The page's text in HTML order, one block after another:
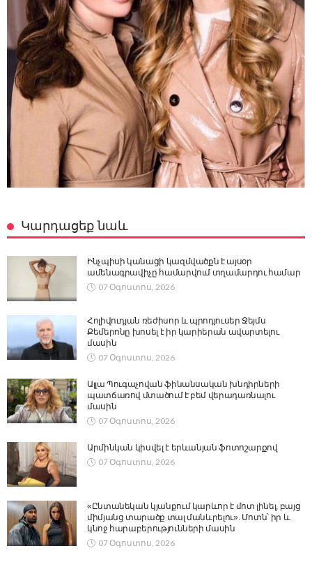
Կարդացեք նաև
Ինչպիսի կանացի կազմվածքն է այսօր
ամենագրավիչը համարվում տղամարդու համար
07 Օգոստոս, 2026
Հոլիվուդյան ռեժիսոր և պրոդյուսեր Ջեյմս
Քեմերոնը խոսել է իր կարիերան ավարտելու
մասին
07 Օգոստոս, 2026
Ալլա Պուգաչովան ֆինանսական խնդիրների
պատճառով մտածում է բեմ վերադառնալու
մասին
07 Օգոստոս, 2026
Արմինկան կիսվել է երևանյան ֆոտոշարքով
07 Օգոստոս, 2026
«Ընտանեկան կյանքում կարևոր է մոտ լինել, բայց
միմյանց տարածք տալ մանևրելու». Մոտն՝ իր և
կնոջ հարաբերությունների մասին
07 Օգոստոս, 2026